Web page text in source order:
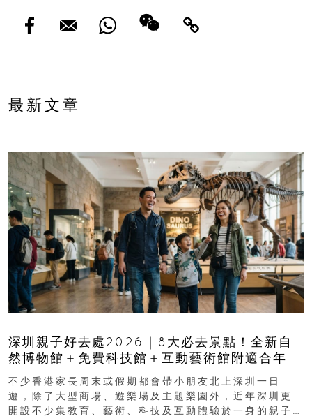
最新文章
深圳親子好去處2026｜8大必去景點！全新自
然博物館＋免費科技館＋互動藝術館附適合年
齡、交通、門票、開放時間
不少香港家長周末或假期都會帶小朋友北上深圳一日
遊，除了大型商場、遊樂場及主題樂園外，近年深圳更
開設不少集教育、藝術、科技及互動體驗於一身的親子